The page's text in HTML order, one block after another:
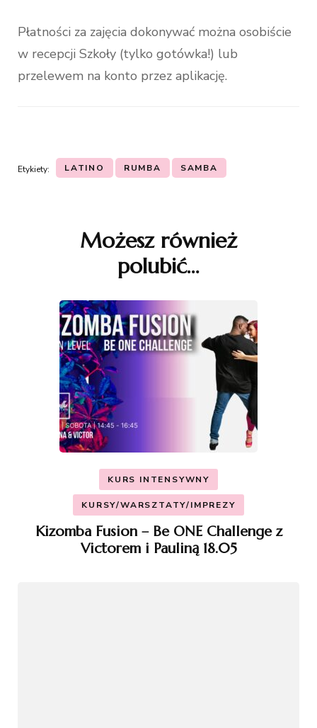
Płatności za zajęcia dokonywać można osobiście
w recepcji Szkoły (tylko gotówka!) lub
przelewem na konto przez aplikację.
Etykiety: LATINO RUMBA SAMBA
Możesz również
polubić…
KURS INTENSYWNY
KURSY/WARSZTATY/IMPREZY
Kizomba Fusion – Be ONE Challenge z
Victorem i Pauliną 18.05